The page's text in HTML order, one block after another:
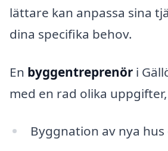
lättare kan anpassa sina
dina specifika behov.
En byggentreprenör i
med en rad olika
Byggnation av nya